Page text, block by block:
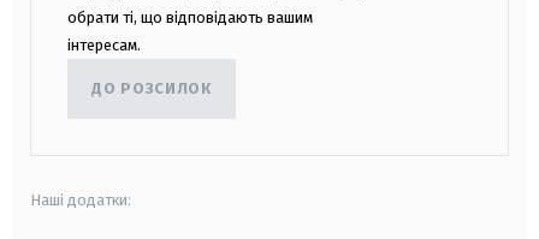
обрати ті, що відповідають вашим
інтересам.
ДО РОЗСИЛОК
Наші додатки: